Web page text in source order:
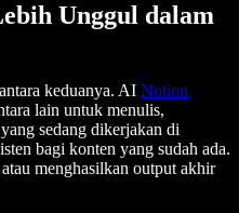
Unggul dalam
keduanya. AI Notion
lain untuk menulis,
sedang dikerjakan di
bagi konten yang sudah ada.
menghasilkan output akhir